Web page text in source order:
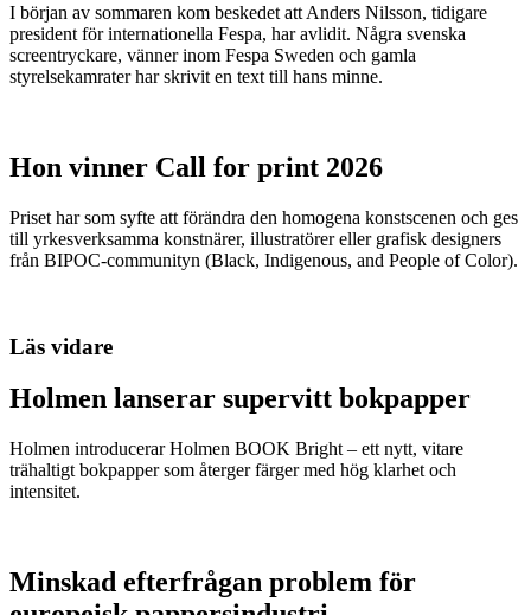
I början av sommaren kom beskedet att Anders Nilsson, tidigare
president för internationella Fespa, har avlidit. Några svenska
screentryckare, vänner inom Fespa Sweden och gamla
styrelsekamrater har skrivit en text till hans minne.
Hon vinner Call for print 2026
Priset har som syfte att förändra den homogena konstscenen och ges
till yrkesverksamma konstnärer, illustratörer eller grafisk designers
från BIPOC-communityn (Black, Indigenous, and People of Color).
Läs vidare
Holmen lanserar supervitt bokpapper
Holmen introducerar Holmen BOOK Bright – ett nytt, vitare
trähaltigt bokpapper som återger färger med hög klarhet och
intensitet.
Minskad efterfrågan problem för